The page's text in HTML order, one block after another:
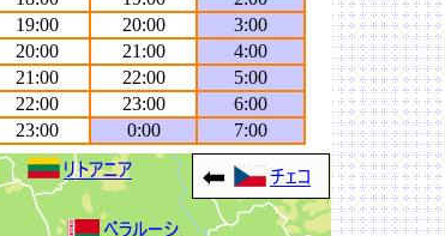
19:00
20:00
3:00
20:00
21:00
4:00
21:00
22:00
5:00
22:00
23:00
6:00
23:00
0:00 7:00